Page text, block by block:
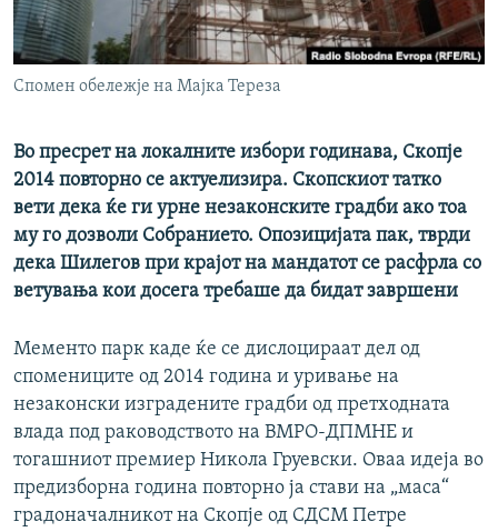
Спомен обележје на Мајка Тереза
Во пресрет на локалните избори годинава, Скопје
2014 повторно се актуелизира. Скопскиот татко
вети дека ќе ги урне незаконските градби ако тоа
му го дозволи Собранието. Опозицијата пак, тврди
дека Шилегов при крајот на мандатот се расфрла со
ветувања кои досега требаше да бидат завршени
Мементо парк каде ќе се дислоцираат дел од
спомениците од 2014 година и уривање на
незаконски изградените градби од претходната
влада под раководството на ВМРО-ДПМНЕ и
тогашниот премиер Никола Груевски. Оваа идеја во
предизборна година повторно ја стави на „маса“
градоначалникот на Скопје од СДСМ Петре